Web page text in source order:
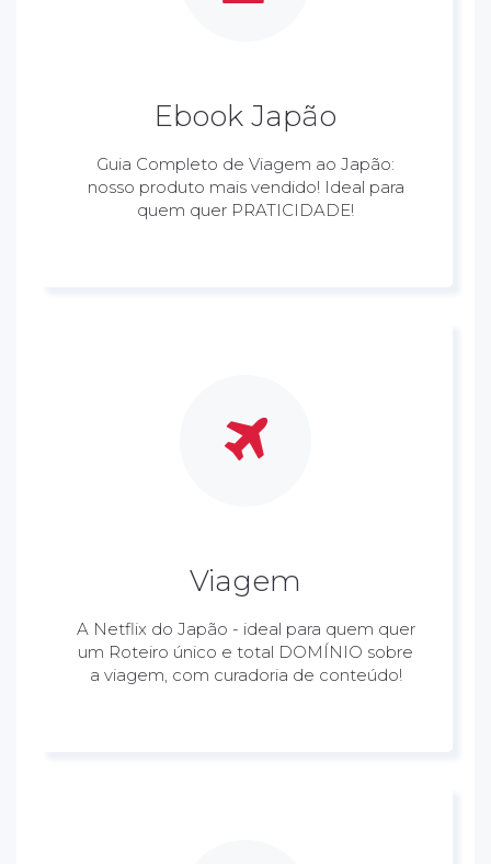
Ebook Japão
Guia Completo de Viagem ao Japão:
nosso produto mais vendido! Ideal para
quem quer PRATICIDADE!
Viagem
A Netflix do Japão - ideal para quem quer
um Roteiro único e total DOMÍNIO sobre
a viagem, com curadoria de conteúdo!